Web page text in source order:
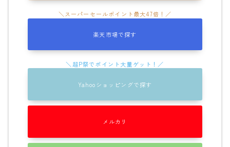
楽天市場で探す
Yahooショッピングで探す
メルカリ